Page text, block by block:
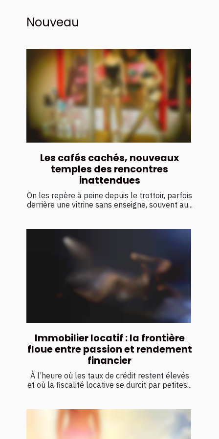
Nouveau
Les cafés cachés, nouveaux
temples des rencontres
inattendues
On les repère à peine depuis le trottoir, parfois
derrière une vitrine sans enseigne, souvent au...
Immobilier locatif : la frontière
floue entre passion et rendement
financier
À l’heure où les taux de crédit restent élevés
et où la fiscalité locative se durcit par petites...